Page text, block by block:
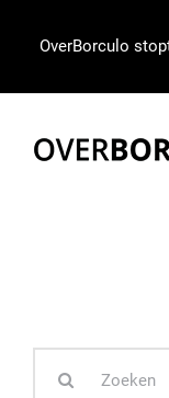
OverBorculo
IN BEELD